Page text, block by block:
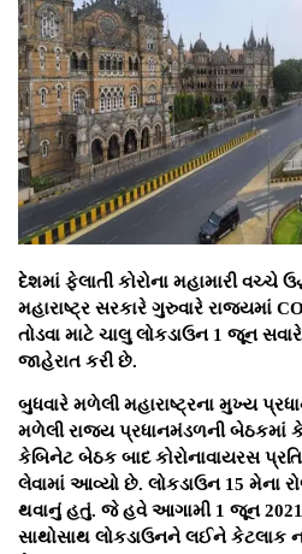
દેશમાં ફેલાતી કોરોના મહામારી વચ્ચે
મહારાષ્ટ્ર સરકારે ગુરુવારે રાજ્યમાં
તોડવા માટે ચાલુ લોકડાઉન 1 જૂન સવારે
જાહેરાત કરી છે.
બુધવારે મળેલી મહારાષ્ટ્રના મુખ્ય
મળેલી રાજ્ય પ્રધાનમંડળની બેઠકમાં
કેબિનેટ બેઠક બાદ કોરોનાવાયરસ
લેવામાં આવ્યો છે. લોકડાઉન 15 મેના
થવાનું હતું. જે હવે આગામી 1 જૂન
સાથોસાથ લોકડાઉનને લઈને કેટલાક